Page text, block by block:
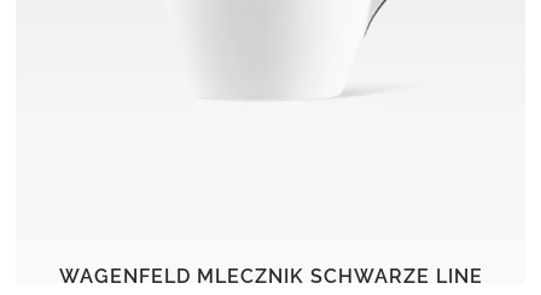
WAGENFELD MLECZNIK SCHWARZE LINE